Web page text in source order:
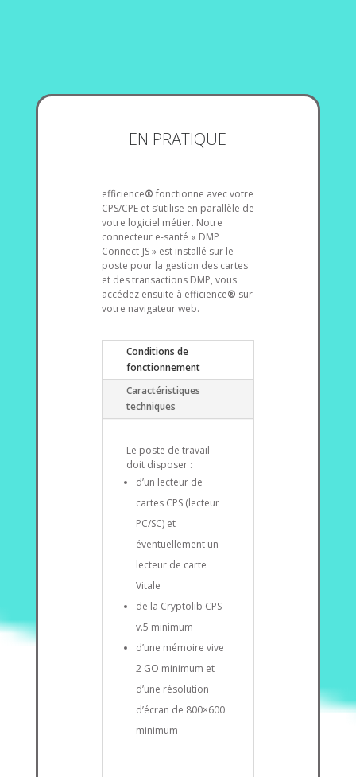
EN PRATIQUE
efficience® fonctionne avec votre
CPS/CPE et s’utilise en parallèle de
votre logiciel métier. Notre
connecteur e-santé « DMP
Connect-JS » est installé sur le
poste pour la gestion des cartes
et des transactions DMP, vous
accédez ensuite à efficience® sur
votre navigateur web.
Conditions de
fonctionnement
Caractéristiques
techniques
Le poste de travail
doit disposer :
d’un lecteur de
cartes CPS (lecteur
PC/SC) et
éventuellement un
lecteur de carte
Vitale
de la Cryptolib CPS
v.5 minimum
d’une mémoire vive
2 GO minimum et
d’une résolution
d’écran de 800×600
minimum